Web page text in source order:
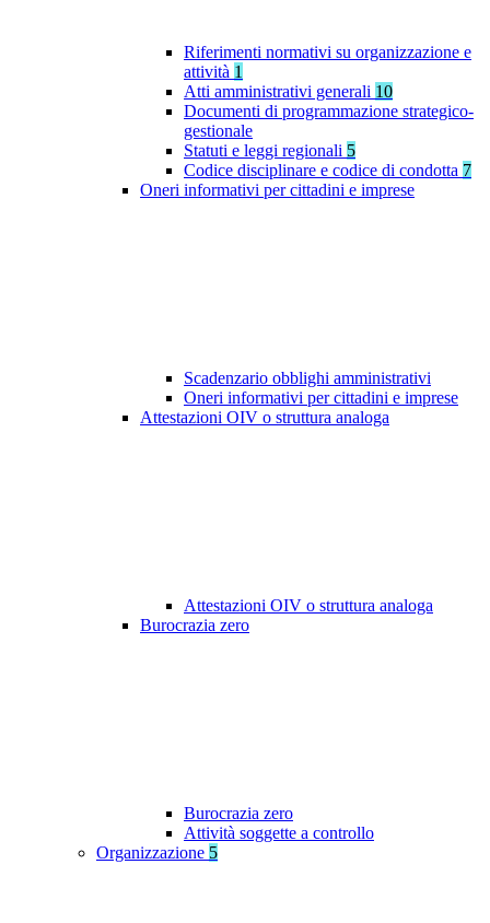
Riferimenti normativi su organizzazione e
attività 1
Atti amministrativi generali 10
Documenti di programmazione strategico-
gestionale
Statuti e leggi regionali 5
Codice disciplinare e codice di condotta 7
Oneri informativi per cittadini e imprese
Scadenzario obblighi amministrativi
Oneri informativi per cittadini e imprese
Attestazioni OIV o struttura analoga
Attestazioni OIV o struttura analoga
Burocrazia zero
Burocrazia zero
Attività soggette a controllo
Organizzazione 5